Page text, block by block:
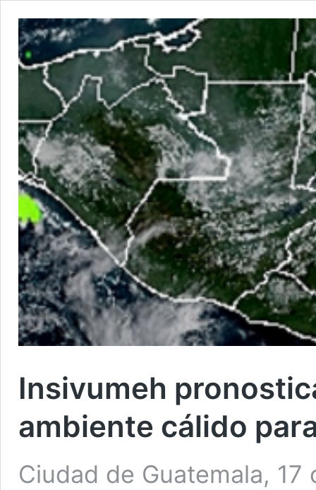
Insivumeh
ambiente cálido
Ciudad de Guatemala, 17